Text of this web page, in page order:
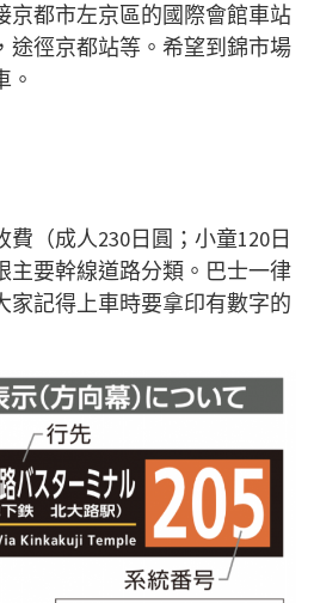
京都市左京區的國際會館車站
途徑京都站等。希望到錦市場
。
（成人230日圓；小童120日
主要幹線道路分類。巴士一律
家記得上車時要拿印有數字的